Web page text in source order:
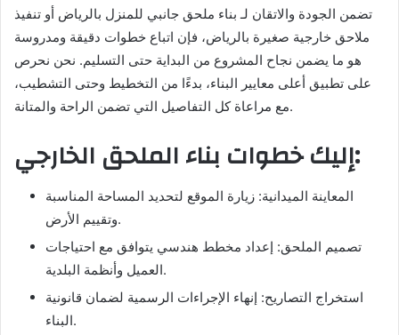
تضمن الجودة والاتقان لـ بناء ملحق جانبي للمنزل بالرياض أو تنفيذ
ملاحق خارجية صغيرة بالرياض، فإن اتباع خطوات دقيقة ومدروسة
هو ما يضمن نجاح المشروع من البداية حتى التسليم. نحن نحرص
على تطبيق أعلى معايير البناء، بدءًا من التخطيط وحتى التشطيب،
مع مراعاة كل التفاصيل التي تضمن الراحة والمتانة.
إليك خطوات بناء الملحق الخارجي:
المعاينة الميدانية: زيارة الموقع لتحديد المساحة المناسبة
وتقييم الأرض.
تصميم الملحق: إعداد مخطط هندسي يتوافق مع احتياجات
العميل وأنظمة البلدية.
استخراج التصاريح: إنهاء الإجراءات الرسمية لضمان قانونية
البناء.